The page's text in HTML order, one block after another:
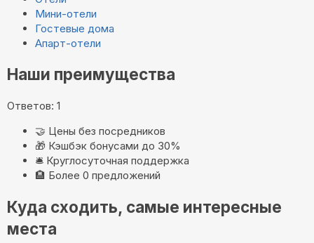
Мини-отели
Гостевые дома
Апарт-отели
Наши преимущества
Ответов: 1
🤝 Цены без посредников
🎁 Кэшбэк бонусами до 30%
🛎️ Круглосуточная поддержка
🏨 Более 0 предложений
Куда сходить, самые интересные
места